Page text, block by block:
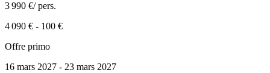
3 990 €/ pers.
4 090 € - 100 €
Offre primo
16 mars 2027 - 23 mars 2027